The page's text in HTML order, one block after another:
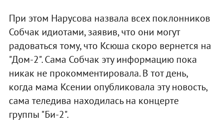
При этом Нарусова назвала всех поклонников
Собчак идиотами, заявив, что они могут
радоваться тому, что Ксюша скоро вернется на
"Дом-2". Сама Собчак эту информацию пока
никак не прокомментировала. В тот день,
когда мама Ксении опубликовала эту новость,
сама теледива находилась на концерте
группы "Би-2".